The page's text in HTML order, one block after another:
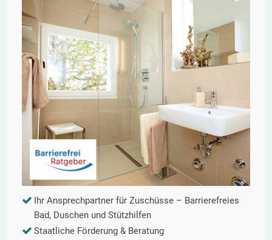
Ihr Ansprechpartner für Zuschüsse – Barrierefreies
Bad, Duschen und Stützhilfen
Staatliche Förderung & Beratung